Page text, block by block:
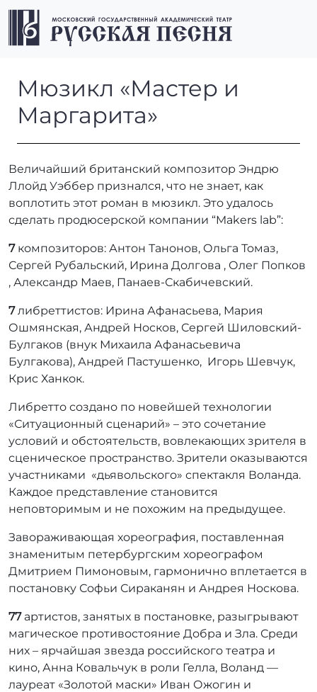
Перейти к содержимому
Перейти к футеру
Мюзикл «Мастер и
Мюзикл «Мастер и
Маргарита»
Величайший британский композитор Эндрю
Ллойд Уэббер признался, что не знает, как
воплотить этот роман в мюзикл. Это удалось
сделать продюсерской компании “Makers lab”:
7композиторов: Антон Танонов, Ольга Томаз,
Сергей Рубальский, Ирина Долгова , Олег Попков
, Александр Маев, Панаев-Скабичевский.
7либреттистов: Ирина Афанасьева, Мария
Ошмянская, Андрей Носков, Сергей Шиловский-
Булгаков (внук Михаила Афанасьевича
Булгакова), Андрей Пастушенко, Игорь Шевчук,
Крис Ханкок.
Либретто создано по новейшей технологии
«Ситуационный сценарий» – это сочетание
условий и обстоятельств, вовлекающих зрителя в
сценическое пространство. Зрители оказываются
участниками «дьявольского» спектакля Воланда.
Каждое представление становится
неповторимым и не похожим на предыдущее.
Завораживающая хореография, поставленная
знаменитым петербургским хореографом
Дмитрием Пимоновым, гармонично вплетается в
постановку Софьи Сираканян и Андрея Носкова.
77артистов, занятых в постановке, разыгрывают
магическое противостояние Добра и Зла. Среди
них – ярчайшая звезда российского театра и
кино, Анна Ковальчук в роли Гелла, Воланд —
лауреат «Золотой маски» Иван Ожогин и